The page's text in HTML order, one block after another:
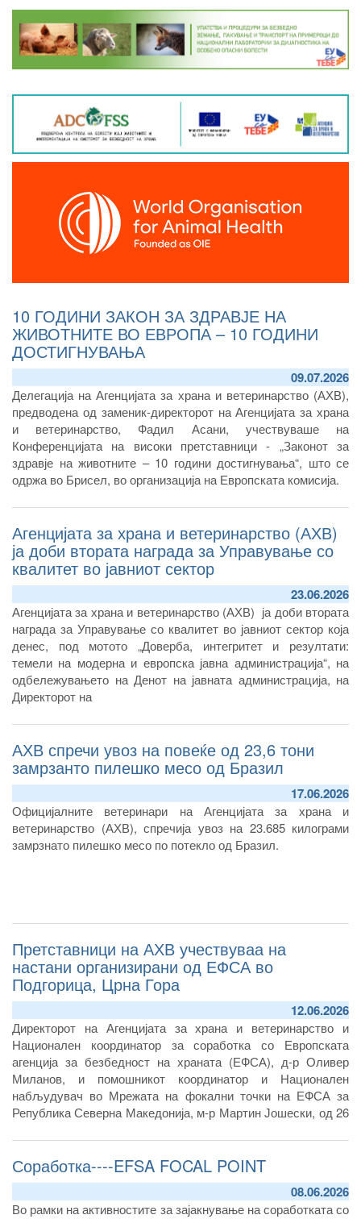
10 ГОДИНИ ЗАКОН ЗА ЗДРАВЈЕ НА
ЖИВОТНИТЕ ВО ЕВРОПА – 10 ГОДИНИ
ДОСТИГНУВАЊА
09.07.2026
Делегација на Агенцијата за храна и ветеринарство (АХВ),
предводена од заменик-директорот на Агенцијата за храна
и ветеринарство, Фадил Асани, учествуваше на
Конференцијата на високи претставници - „Законот за
здравје на животните – 10 години достигнувања“, што се
одржа во Брисел, во организација на Европската комисија.
Агенцијата за храна и ветеринарство (АХВ)
ја доби втората награда за Управување со
квалитет во јавниот сектор
23.06.2026
Агенцијата за храна и ветеринарство (АХВ) ја доби втората
награда за Управување со квалитет во јавниот сектор која
денес, под мотото „Доверба, интегритет и резултати:
темели на модерна и европска јавна администрација“, на
одбележувањето на Денот на јавната администрација, на
Директорот на
АХВ спречи увоз на повеќе од 23,6 тони
замрзанто пилешко месо од Бразил
17.06.2026
Официјалните ветеринари на Агенцијата за храна и
ветеринарство (АХВ), спречија увоз на 23.685 килограми
замрзнато пилешко месо по потекло од Бразил.
Претставници на АХВ учествуваа на
настани организирани од ЕФСА во
Подгорица, Црна Гора
12.06.2026
Директорот на Агенцијата за храна и ветеринарство и
Национален координатор за соработка со Европската
агенција за безбедност на храната (ЕФСА), д-р Оливер
Миланов, и помошникот координатор и Национален
набљудувач во Мрежата на фокални точки на ЕФСА за
Република Северна Македонија, м-р Мартин Јошески, од 26
организирани од Европската агенција за безбедност на
храната (ЕФСА) и Управата за безбедност на храна,
ветеринарство и фитосанитарни работи на Црна Гора во
Подгорица.
Соработка----EFSA FOCAL POINT
08.06.2026
Во рамки на активностите за зајакнување на соработката со